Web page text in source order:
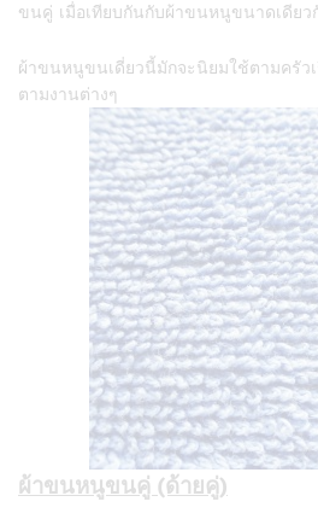
ขนคู่ เมื่อเทียบกันกับผ้าขนหนูขนาดเดียว
ผ้าขนหนูขนเดี่ยวนี้มักจะนิยมใช้ตามครั
ตามงานต่างๆ
ผ้าขนหนูขนคู่ (ด้ายคู่)